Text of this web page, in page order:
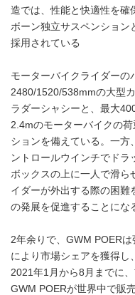
造では、性能と快適性を確
ボーン独立サスペンション
採用されている
モーターバイクライダーの
2480/1520/538mmの大型
ラダーシャシーと、最大
2.4mのモーターバイクの
ションを備えている。一方
ントロールウインチでドラ
ボックスの上に一人で滑ら
イダーが外出する際の困難
の発展を促進することにな
2年余りで、GWM POER
により市場シェアを獲得し
2021年1月から8月までに
GWM POERが世界中で販